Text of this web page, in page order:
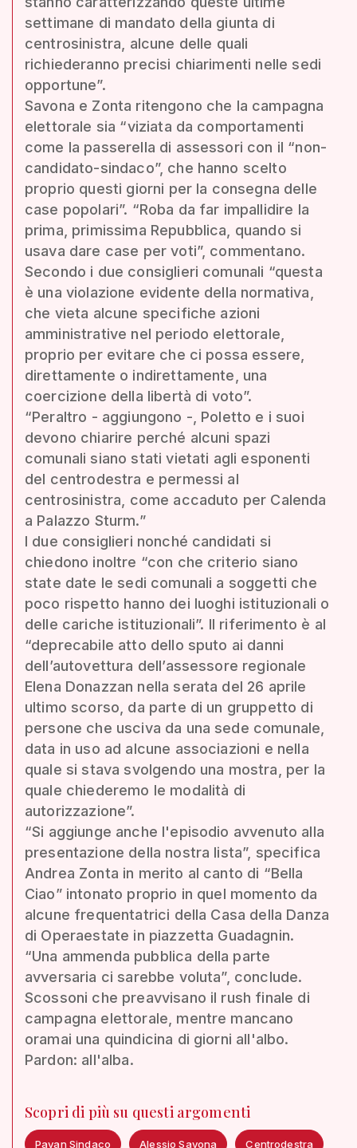
settimane di mandato della giunta di
centrosinistra, alcune delle quali
richiederanno precisi chiarimenti nelle sedi
opportune”.
Savona e Zonta ritengono che la campagna
elettorale sia “viziata da comportamenti
come la passerella di assessori con il “non-
candidato-sindaco”, che hanno scelto
proprio questi giorni per la consegna delle
case popolari”. “Roba da far impallidire la
prima, primissima Repubblica, quando si
usava dare case per voti”, commentano.
Secondo i due consiglieri comunali “questa
è una violazione evidente della normativa,
che vieta alcune specifiche azioni
amministrative nel periodo elettorale,
proprio per evitare che ci possa essere,
direttamente o indirettamente, una
coercizione della libertà di voto”.
“Peraltro - aggiungono -, Poletto e i suoi
devono chiarire perché alcuni spazi
comunali siano stati vietati agli esponenti
del centrodestra e permessi al
centrosinistra, come accaduto per Calenda
a Palazzo Sturm.”
I due consiglieri nonché candidati si
chiedono inoltre “con che criterio siano
state date le sedi comunali a soggetti che
poco rispetto hanno dei luoghi istituzionali o
delle cariche istituzionali”. Il riferimento è al
“deprecabile atto dello sputo ai danni
dell’autovettura dell’assessore regionale
Elena Donazzan nella serata del 26 aprile
ultimo scorso, da parte di un gruppetto di
persone che usciva da una sede comunale,
data in uso ad alcune associazioni e nella
quale si stava svolgendo una mostra, per la
quale chiederemo le modalità di
autorizzazione”.
“Si aggiunge anche l'episodio avvenuto alla
presentazione della nostra lista”, specifica
Andrea Zonta in merito al canto di “Bella
Ciao” intonato proprio in quel momento da
alcune frequentatrici della Casa della Danza
di Operaestate in piazzetta Guadagnin.
“Una ammenda pubblica della parte
avversaria ci sarebbe voluta”, conclude.
Scossoni che preavvisano il rush finale di
campagna elettorale, mentre mancano
oramai una quindicina di giorni all'albo.
Pardon: all'alba.
Scopri di più su questi argomenti
Pavan Sindaco Alessio Savona Centrodestra